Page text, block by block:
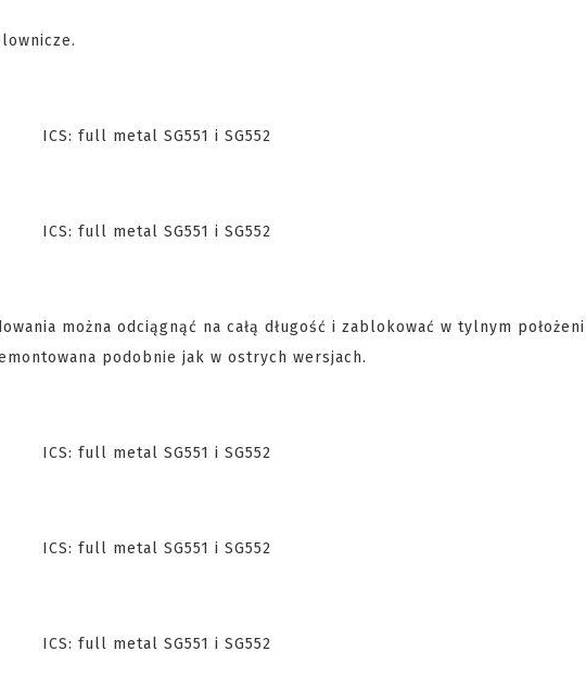
można odciągnąć na całą długość i zablokować w tylnym
podobnie jak w ostrych wersjach.